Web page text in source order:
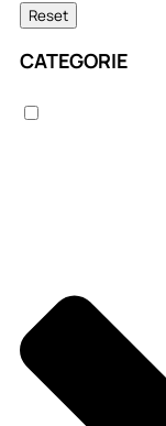
Reset
CATEGORIE